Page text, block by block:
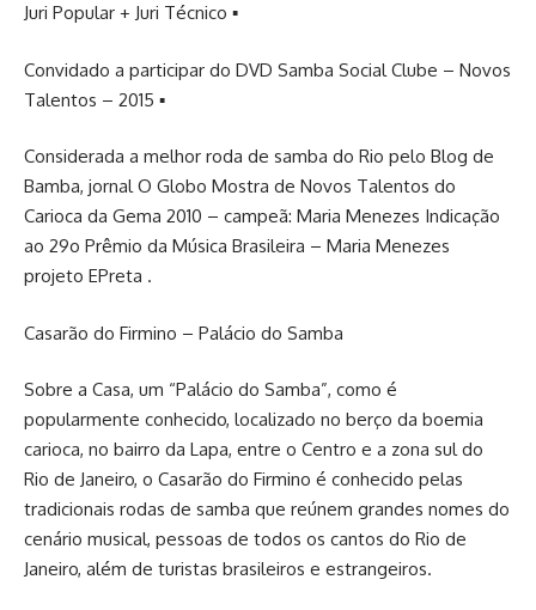
Juri Popular + Juri Técnico ▪
Convidado a participar do DVD Samba Social Clube – Novos
Talentos – 2015 ▪
Considerada a melhor roda de samba do Rio pelo Blog de
Bamba, jornal O Globo Mostra de Novos Talentos do
Carioca da Gema 2010 – campeã: Maria Menezes Indicação
ao 29o Prêmio da Música Brasileira – Maria Menezes
projeto EPreta .
Casarão do Firmino – Palácio do Samba
Sobre a Casa, um “Palácio do Samba”, como é
popularmente conhecido, localizado no berço da boemia
carioca, no bairro da Lapa, entre o Centro e a zona sul do
Rio de Janeiro, o Casarão do Firmino é conhecido pelas
tradicionais rodas de samba que reúnem grandes nomes do
cenário musical, pessoas de todos os cantos do Rio de
Janeiro, além de turistas brasileiros e estrangeiros.